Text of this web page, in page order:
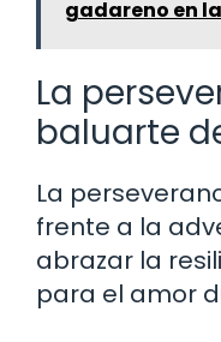
gadareno en
La
baluarte
La
frente a la
abrazar la
para el amor